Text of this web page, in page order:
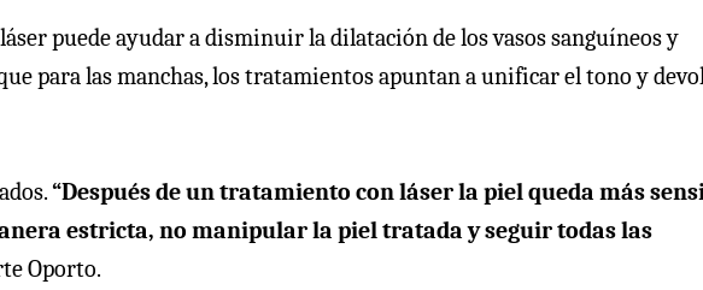
puede ayudar a disminuir la dilatación de los vasos sanguíneos y
para las manchas, los tratamientos apuntan a unificar el tono y
“Después de un tratamiento con láser la piel queda más
estricta, no manipular la piel tratada y seguir todas las
Oporto.